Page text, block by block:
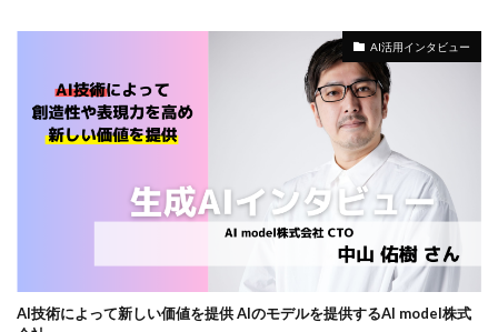
AI活用インタビュー
AI技術によって新しい価値を提供 AIのモデルを提供するAI model株式